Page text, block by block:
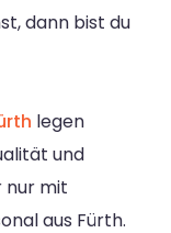
dann bist du
legen
und
nur mit
aus Fürth.